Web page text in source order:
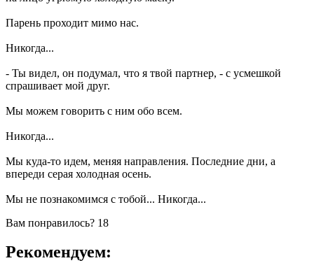
Парень проходит мимо нас.
Никогда...
- Ты видел, он подумал, что я твой партнер, - с усмешкой
спрашивает мой друг.
Мы можем говорить с ним обо всем.
Никогда...
Мы куда-то идем, меняя направления. Последние дни, а
впереди серая холодная осень.
Мы не познакомимся с тобой... Никогда...
Вам понравилось? 18
Рекомендуем: